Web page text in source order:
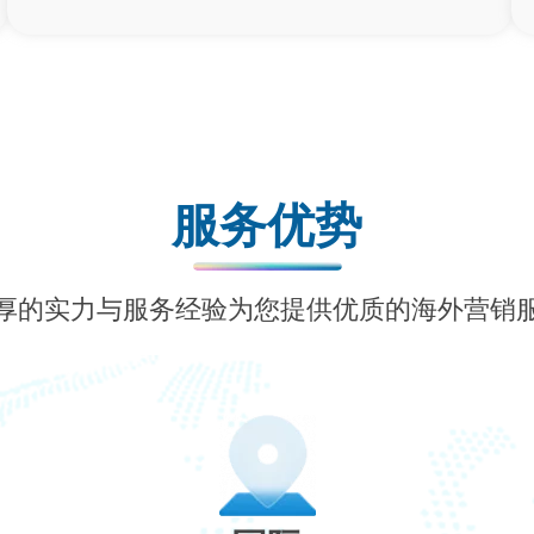
服务优势
的实力与服务经验为您提供优质的海外营销